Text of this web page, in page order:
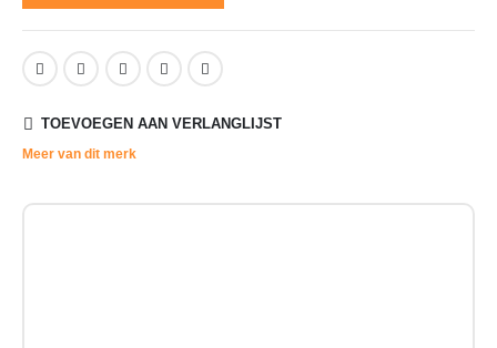
TOEVOEGEN AAN VERLANGLIJST
Meer van dit merk